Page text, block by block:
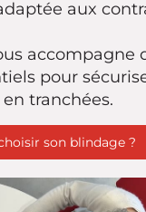
aux
accompagne
pour
tranchées.
son blindage ?